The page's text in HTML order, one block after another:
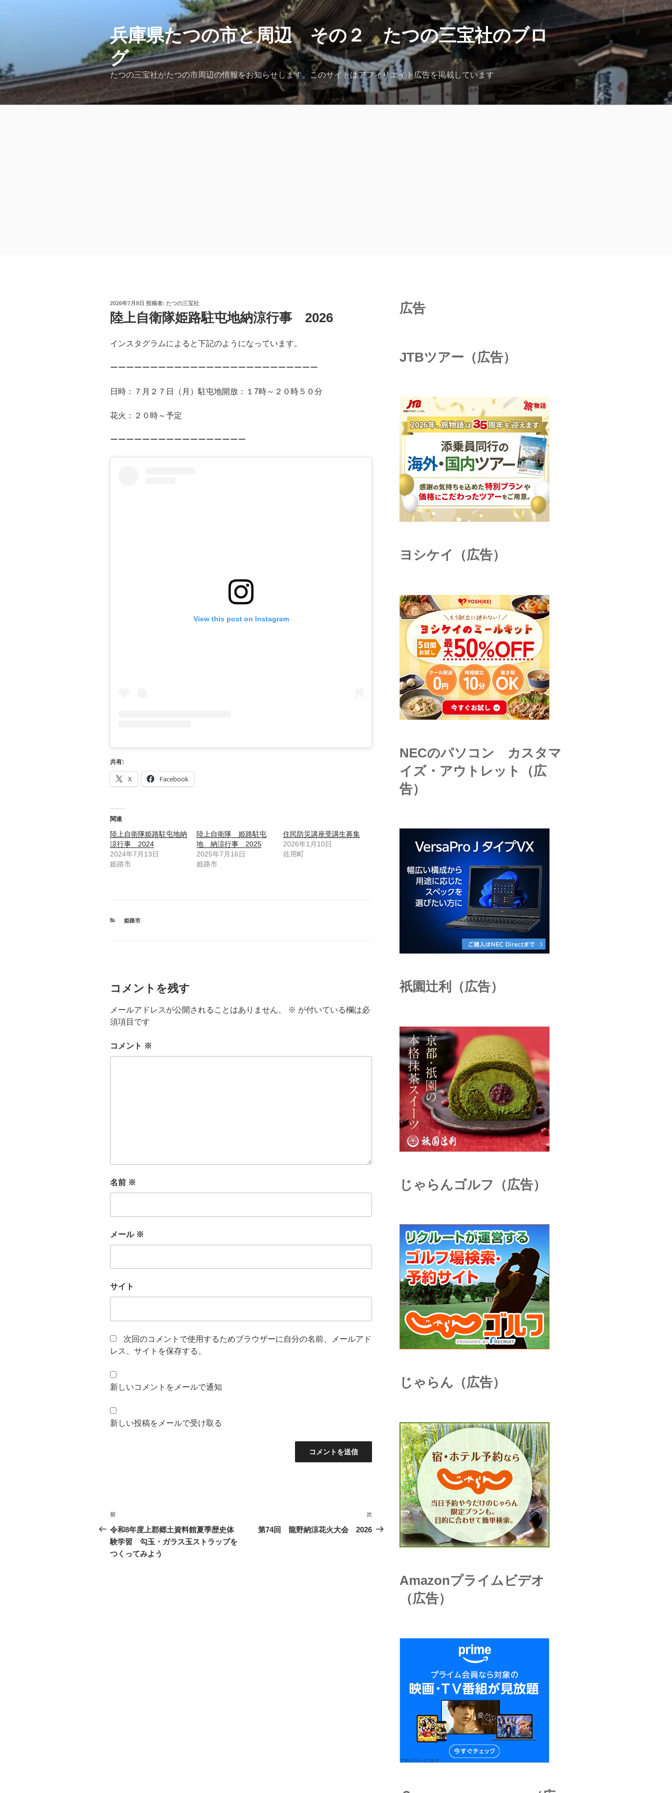
へ
ス
キ
兵庫県たつの市と周辺 その２ たつの三宝社のブロ
グ
たつの三宝社がたつの市周辺の情報をお知らせします。このサイトはアフィリエイト広告を掲載しています
投
稿
日:
2026年7月8日 投稿者: たつの三宝社
陸上自衛隊姫路駐屯地納涼行事 2026
インスタグラムによると下記のようになっています。
ーーーーーーーーーーーーーーーーーーーーーーーーーー
日時：７月２７日（月）駐屯地開放：１7時～２０時５０分
花火：２０時～予定
ーーーーーーーーーーーーーーーーー
View this post on Instagram
共有:
X Facebook
関連
陸上自衛隊姫路駐屯地納
涼行事 2024
2024年7月13日
姫路市
陸上自衛隊 姫路駐屯
地 納涼行事 2025
2025年7月16日
姫路市
住民防災講座受講生募集
2026年1月10日
佐用町
カ
姫路市
コメントを残す
メールアドレスが公開されることはありません。 ※ が付いている欄は必
須項目です
コメント ※
名前 ※
メール ※
サイト
次回のコメントで使用するためブラウザーに自分の名前、メールアド
レス、サイトを保存する。
新しいコメントをメールで通知
新しい投稿をメールで受け取る
投
稿
ナ
前
の
投
稿
前
令和8年度上郡郷土資料館夏季歴史体
験学習 勾玉・ガラス玉ストラップを
つくってみよう
次
の
次
第74回 龍野納涼花火大会 2026
広告
JTBツアー（広告）
ヨシケイ（広告）
NECのパソコン カスタマ
イズ・アウトレット（広
告）
祇園辻利（広告）
じゃらんゴルフ（広告）
じゃらん（広告）
Amazonプライムビデオ
（広告）